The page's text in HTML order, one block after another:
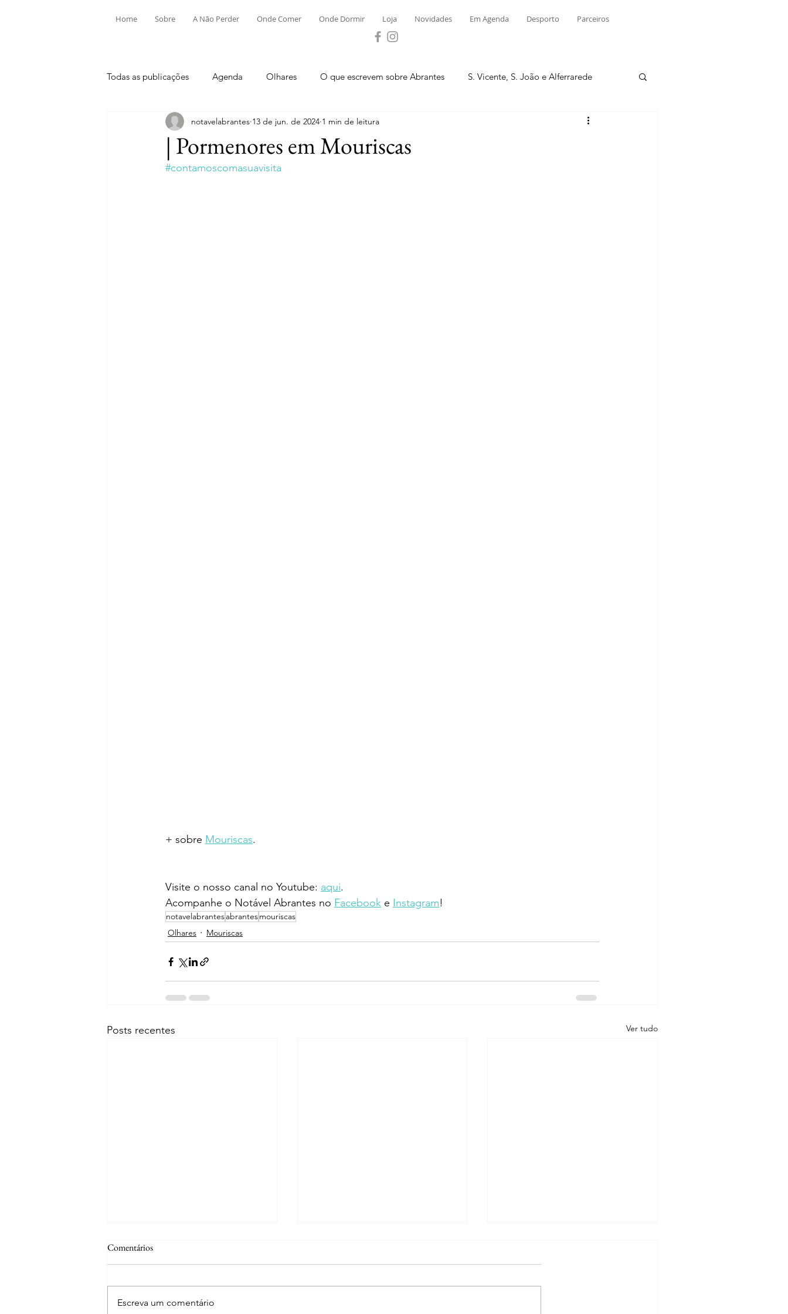
Home Sobre A Não Perder Onde Comer Onde Dormir Loja Novidades Em Agenda Desporto Parceiros
Todas as publicações Agenda Olhares O que escrevem sobre Abrantes S. Vicente, S. João e Alferrarede
Aldeia do Mato e Souto Alvega e Concavada Bemposta
Mouriscas Pego Rio de Moinhos
| Pormenores em Mouriscas
notavelabrantes 13 de jun. de 2024 1 min de leitura
#contamoscomasuavisita
+ sobre Mouriscas.
Visite o nosso canal no Youtube: aqui.
Acompanhe o Notável Abrantes no Facebook e Instagram!
notavelabrantesabrantesmouriscas
Olhares
Mouriscas
Posts recentes Ver tudo
Comentários
Escreva um comentário